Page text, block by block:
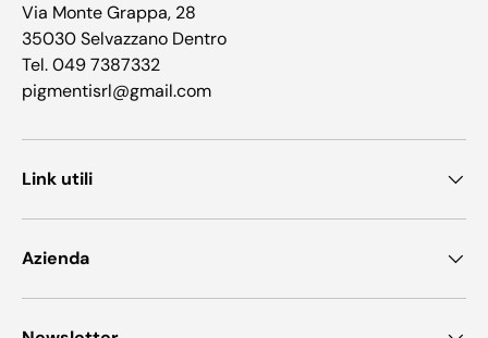
Via Monte Grappa, 28
35030 Selvazzano Dentro
Tel. 049 7387332
pigmentisrl@gmail.com
Link utili
Azienda